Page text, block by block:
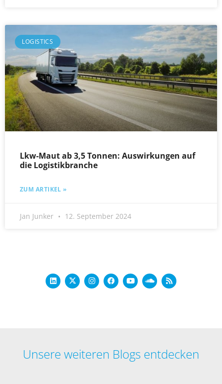
LOGISTICS
Lkw-Maut ab 3,5 Tonnen: Auswirkungen auf
die Logistikbranche
ZUM ARTIKEL »
Jan Junker 12. September 2024
Unsere weiteren Blogs entdecken